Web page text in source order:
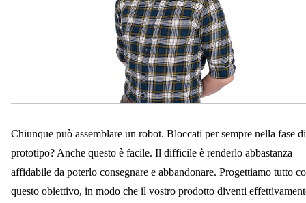
Chiunque può assemblare un robot. Bloccati per sempre nella fase di
prototipo? Anche questo è facile. Il difficile è renderlo abbastanza
affidabile da poterlo consegnare e abbandonare. Progettiamo tutto
questo obiettivo, in modo che il vostro prodotto diventi